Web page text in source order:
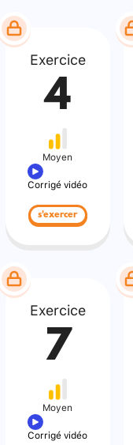
Exercice
4
Moyen
Corrigé vidéo
s'exercer
Exercice
7
Moyen
Corrigé vidéo